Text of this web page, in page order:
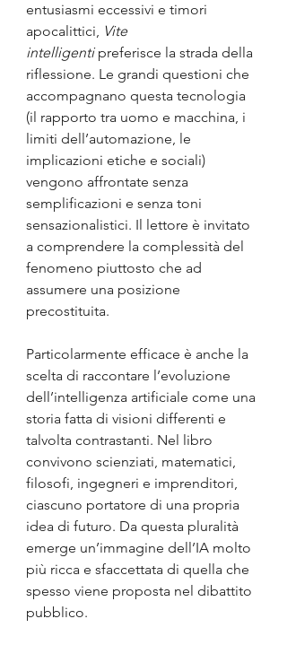
entusiasmi eccessivi e timori
apocalittici, Vite
intelligenti preferisce la strada della
riflessione. Le grandi questioni che
accompagnano questa tecnologia
(il rapporto tra uomo e macchina, i
limiti dell’automazione, le
implicazioni etiche e sociali)
vengono affrontate senza
semplificazioni e senza toni
sensazionalistici. Il lettore è invitato
a comprendere la complessità del
fenomeno piuttosto che ad
assumere una posizione
precostituita.
Particolarmente efficace è anche la
scelta di raccontare l’evoluzione
dell’intelligenza artificiale come una
storia fatta di visioni differenti e
talvolta contrastanti. Nel libro
convivono scienziati, matematici,
filosofi, ingegneri e imprenditori,
ciascuno portatore di una propria
idea di futuro. Da questa pluralità
emerge un’immagine dell’IA molto
più ricca e sfaccettata di quella che
spesso viene proposta nel dibattito
pubblico.